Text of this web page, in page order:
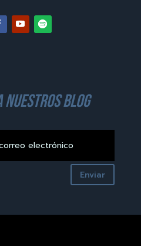
nuestros blog
Enviar